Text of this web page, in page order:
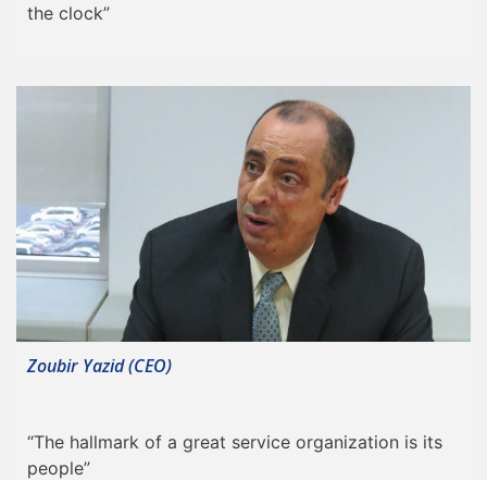
the clock”
Zoubir Yazid (CEO)
“The hallmark of a great service organization is its
people”